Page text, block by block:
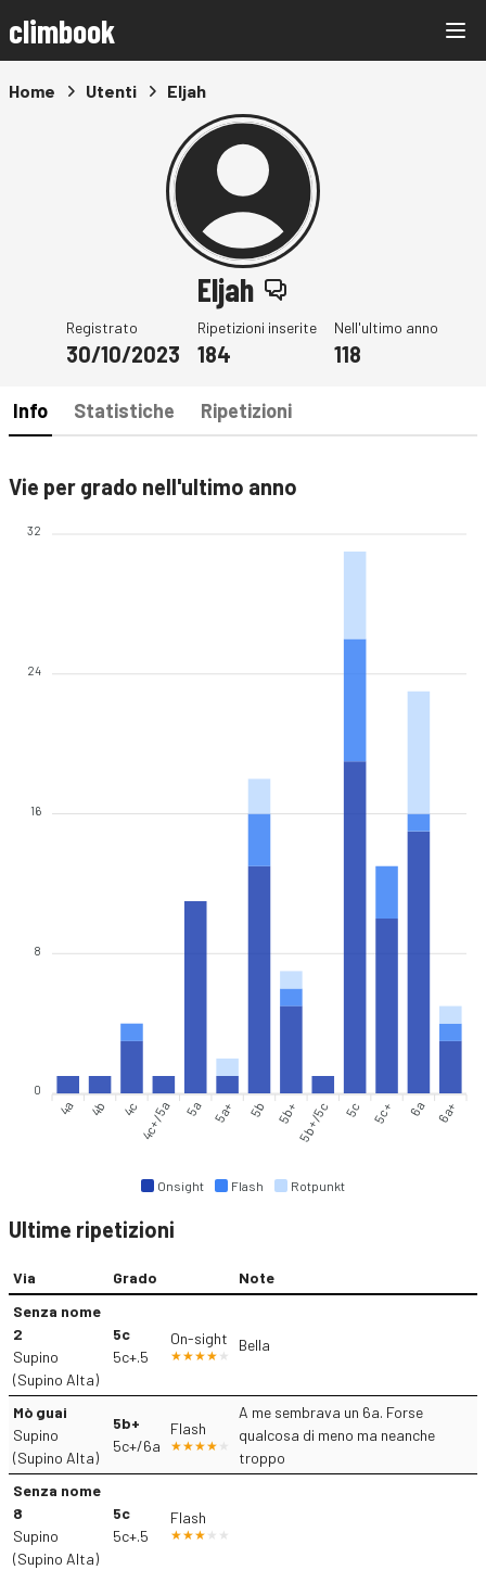
climbook
Home Utenti Eljah
Eljah
Registrato
30/10/2023
Ripetizioni inserite
184
Nell'ultimo anno
118
Info Statistiche Ripetizioni
Vie per grado nell'ultimo anno
Onsight Flash Rotpunkt
32
24
16
8
0
4a 4b 4c 4c+/5a 5a 5a+ 5b 5b+ 5b+/5c 5c 5c+ 6a 6a+
Ultime ripetizioni
Via Grado
Note
Senza nome
2
Supino
(Supino Alta)
5c
5c+.5
On-sight Bella
Mò guai
Supino
(Supino Alta)
5b+
5c+/6a
Flash
A me sembrava un 6a. Forse
qualcosa di meno ma neanche
troppo
Senza nome
8
Supino
(Supino Alta)
5c
5c+.5
Flash